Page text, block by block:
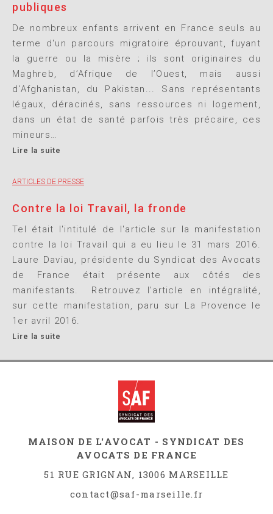
publiques
De nombreux enfants arrivent en France seuls au
terme d'un parcours migratoire éprouvant, fuyant
la guerre ou la misère ; ils sont originaires du
Maghreb, d’Afrique de l’Ouest, mais aussi
d'Afghanistan, du Pakistan... Sans représentants
légaux, déracinés, sans ressources ni logement,
dans un état de santé parfois très précaire, ces
mineurs…
Lire la suite
ARTICLES DE PRESSE
Contre la loi Travail, la fronde
Tel était l'intitulé de l'article sur la manifestation
contre la loi Travail qui a eu lieu le 31 mars 2016.
Laure Daviau, présidente du Syndicat des Avocats
de France était présente aux côtés des
manifestants. Retrouvez l'article en intégralité,
sur cette manifestation, paru sur La Provence le
1er avril 2016.
Lire la suite
MAISON DE L'AVOCAT - SYNDICAT DES
AVOCATS DE FRANCE
51 RUE GRIGNAN, 13006 MARSEILLE
contact@saf-marseille.fr